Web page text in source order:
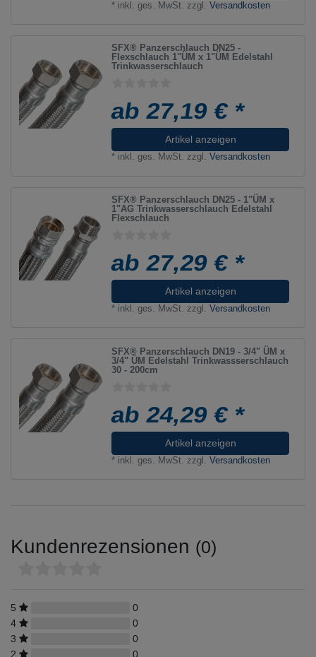
* inkl. ges. MwSt. zzgl.Versandkosten
SFX® Panzerschlauch DN25 -
Flexschlauch 1"ÜM x 1"ÜM Edelstahl
Trinkwasserschlauch
ab 27,19 € *
Artikel anzeigen
* inkl. ges. MwSt. zzgl.Versandkosten
SFX® Panzerschlauch DN25 - 1"ÜM x
1"AG Trinkwasserschlauch Edelstahl
Flexschlauch
ab 27,29 € *
Artikel anzeigen
* inkl. ges. MwSt. zzgl.Versandkosten
SFX® Panzerschlauch DN19 - 3/4" ÜM x
3/4" ÜM Edelstahl Trinkwassserschlauch
30 - 200cm
ab 24,29 € *
Artikel anzeigen
* inkl. ges. MwSt. zzgl.Versandkosten
Kundenrezensionen (0)
5
0
4
0
3
0
2
0